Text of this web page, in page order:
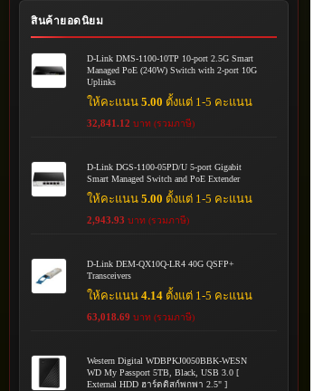
สินค้ายอดนิยม
D-Link DMS-1100-10TP 10-port 2.5G Smart
Managed PoE (240W) Switch with 2-port 10G
Uplinks
ให้คะแนน5.00 ตั้งแต่ 1-5 คะแนน
32,841.12 บาท (รวมภาษี)
D-Link DGS-1100-05PD/U 5-port Gigabit
Smart Managed Switch and PoE Extender
ให้คะแนน5.00 ตั้งแต่ 1-5 คะแนน
2,943.93 บาท (รวมภาษี)
D-Link DEM-QX10Q-LR4 40G QSFP+
Transceivers
ให้คะแนน4.14 ตั้งแต่ 1-5 คะแนน
63,018.69 บาท (รวมภาษี)
Western Digital WDBPKJ0050BBK-WESN
WD My Passport 5TB, Black, USB 3.0 [
External HDD ฮาร์ดดิสก์พกพา 2.5" ]